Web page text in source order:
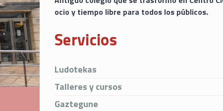
ocio y tiempo libre para todos los públicos.
Servicios
Ludotekas
Talleres y cursos
Gaztegune